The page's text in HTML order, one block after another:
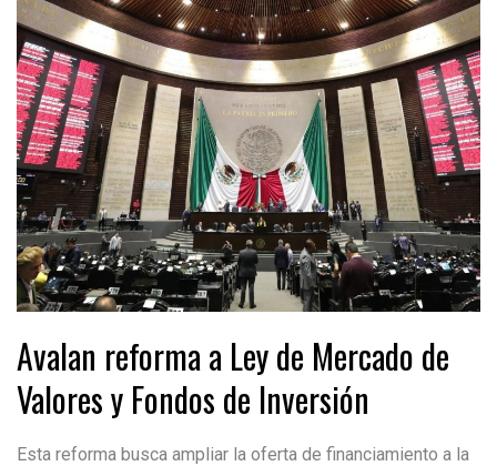
Avalan reforma a Ley de Mercado de
Valores y Fondos de Inversión
Esta reforma busca ampliar la oferta de financiamiento a la